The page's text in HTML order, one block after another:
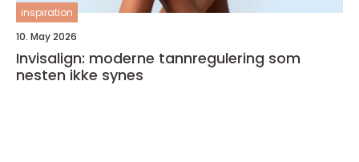
inspiration
10. May 2026
Invisalign: moderne tannregulering som
nesten ikke synes